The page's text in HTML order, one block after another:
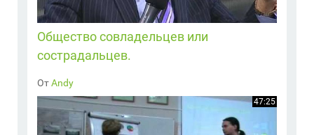
Общество совладельцев или
сострадальцев.
ОтAndy
47:25